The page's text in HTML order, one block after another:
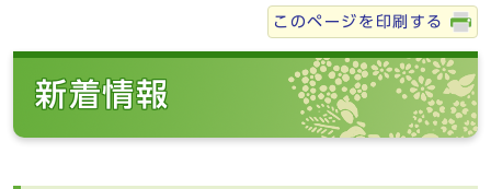
このページを印刷する
新着情報